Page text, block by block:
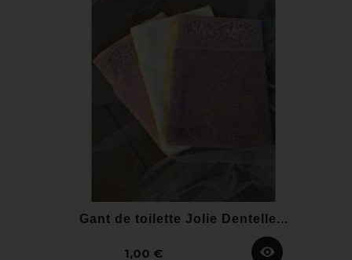
Gant de toilette Jolie Dentelle...
1,00 €